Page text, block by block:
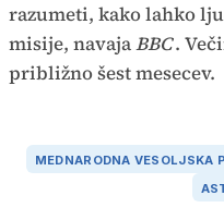
razumeti, kako lahko
misije, navajaBBC.
približno šest mesecev.
MEDNARODNA VESOLJSKA